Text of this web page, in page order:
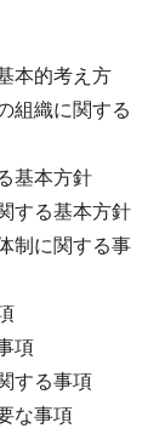
本的考え方
組織に関する
基本方針
する基本方針
制に関する事
項
する事項
な事項